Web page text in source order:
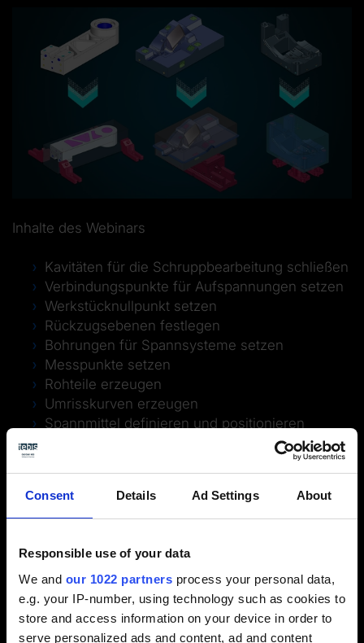
Consent Details Ad Settings About
Responsible use of your data
We and our 1022 partners process your personal data,
e.g. your IP-number, using technology such as cookies to
store and access information on your device in order to
serve personalized ads and content, ad and content
Inhalte des Webinars
Kavitäten für die Schruppbearbeitung schließen
Verbindungspunkte für Aufspannungen setzen
Werkstücknullpunkt setzen
Rückzugsebenen festlegen
Bohrungen für Spannsysteme setzen
Messpunkte setzen
Rohteile erzeugen
Umrisskurven erzeugen
Spannmittel definieren und positionieren
Video / Kontaktformular anzeigen
Bitte aktivieren Sie die Präferenzen Cookies, um
die Ansicht zu aktivieren.